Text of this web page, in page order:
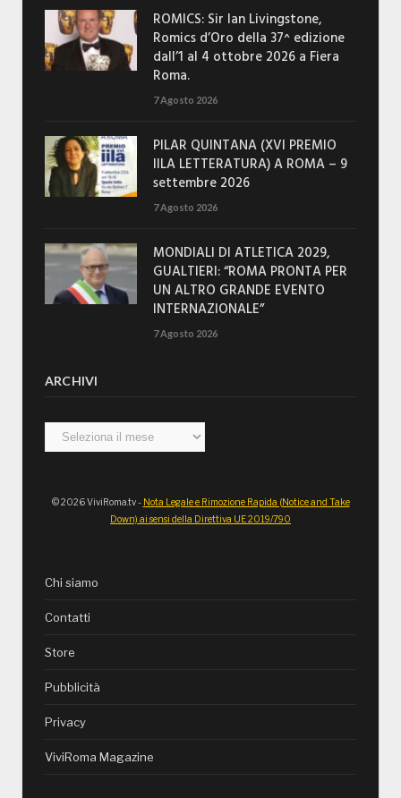
ROMICS: Sir Ian Livingstone,
Romics d’Oro della 37^ edizione
dall’1 al 4 ottobre 2026 a Fiera
Roma.
7 Agosto 2026
PILAR QUINTANA (XVI PREMIO
IILA LETTERATURA) A ROMA – 9
settembre 2026
7 Agosto 2026
MONDIALI DI ATLETICA 2029,
GUALTIERI: “ROMA PRONTA PER
UN ALTRO GRANDE EVENTO
INTERNAZIONALE”
7 Agosto 2026
ARCHIVI
Archivi
© 2026 ViviRoma.tv - Nota Legale e Rimozione Rapida (Notice and Take
Down) ai sensi della Direttiva UE 2019/790
Chi siamo
Contatti
Store
Pubblicità
Privacy
ViviRoma Magazine